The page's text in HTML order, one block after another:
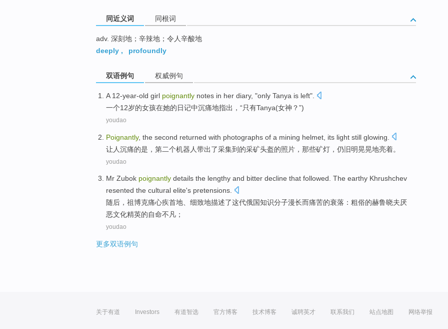
同近义词 同根词
adv. 深刻地；辛辣地；令人辛酸地
deeply , profoundly
双语例句 权威例句
A 12-year-old girl poignantly notes in her diary, "only Tanya is left".
一个12岁的女孩在她的日记中沉痛地指出 ，“只有Tanya(女神？”)
youdao
Poignantly, the second returned with photographs of a mining helmet , its light still glowing
让人沉痛的是 ，第二个机器人带出了采集到的采矿头盔的照片 ，那些矿灯， 仍旧明晃晃地亮着。
youdao
Mr Zubok poignantly details the lengthy and bitter decline that followed. The earthy Khrushchev
resented the cultural elite's pretensions.
随后，祖博克痛心疾首地、细致地描述了这代俄国知识分子漫长而痛苦的衰落 ： 粗俗的赫鲁晓夫厌
恶文化精英的自命不凡；
youdao
更多双语例句
关于有道 Investors 有道智选 官方博客 技术博客 诚聘英才 联系我们 站点地图 网络举报